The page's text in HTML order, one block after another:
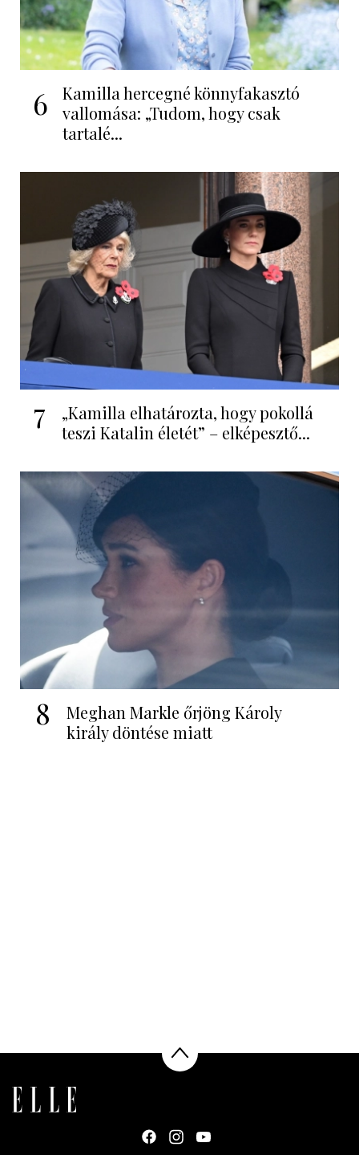
6
Kamilla hercegné könnyfakasztó
vallomása: „Tudom, hogy csak
tartalé...
7
„Kamilla elhatározta, hogy pokollá
teszi Katalin életét” – elképesztő...
8
Meghan Markle őrjöng Károly
király döntése miatt